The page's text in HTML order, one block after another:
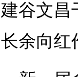
谷文
余向